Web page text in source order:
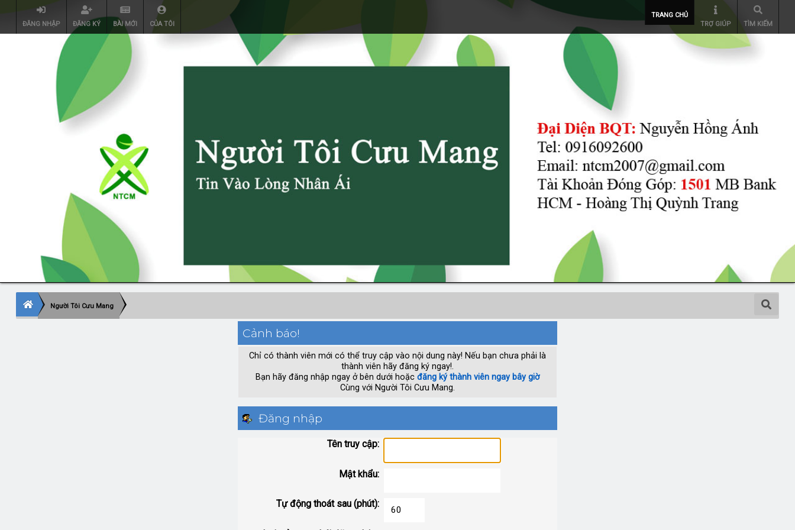
ĐĂNG NHẬP ĐĂNG KÝ BÀI MỚI CỦA TÔI
TRANG CHỦ
TRỢ GIÚP
TÌM KIẾM
Người Tôi Cưu Mang
Cảnh báo!
Chỉ có thành viên mới có thể truy cập vào nội dung này! Nếu bạn chưa phải là
thành viên hãy đăng ký ngay!.
Bạn hãy đăng nhập ngay ở bên dưới hoặc đăng ký thành viên ngay bây giờ
Cùng với Người Tôi Cưu Mang.
Đăng nhập
Tên truy cập:
Mật khẩu:
Tự động thoát sau (phút):